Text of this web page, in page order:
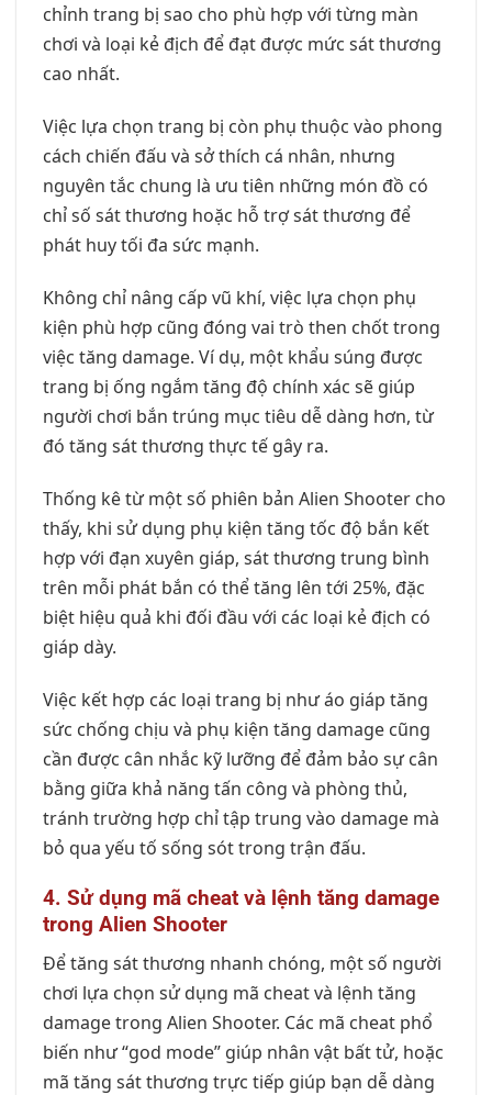
chỉnh trang bị sao cho phù hợp với từng màn
chơi và loại kẻ địch để đạt được mức sát thương
cao nhất.
Việc lựa chọn trang bị còn phụ thuộc vào phong
cách chiến đấu và sở thích cá nhân, nhưng
nguyên tắc chung là ưu tiên những món đồ có
chỉ số sát thương hoặc hỗ trợ sát thương để
phát huy tối đa sức mạnh.
Không chỉ nâng cấp vũ khí, việc lựa chọn phụ
kiện phù hợp cũng đóng vai trò then chốt trong
việc tăng damage. Ví dụ, một khẩu súng được
trang bị ống ngắm tăng độ chính xác sẽ giúp
người chơi bắn trúng mục tiêu dễ dàng hơn, từ
đó tăng sát thương thực tế gây ra.
Thống kê từ một số phiên bản Alien Shooter cho
thấy, khi sử dụng phụ kiện tăng tốc độ bắn kết
hợp với đạn xuyên giáp, sát thương trung bình
trên mỗi phát bắn có thể tăng lên tới 25%, đặc
biệt hiệu quả khi đối đầu với các loại kẻ địch có
giáp dày.
Việc kết hợp các loại trang bị như áo giáp tăng
sức chống chịu và phụ kiện tăng damage cũng
cần được cân nhắc kỹ lưỡng để đảm bảo sự cân
bằng giữa khả năng tấn công và phòng thủ,
tránh trường hợp chỉ tập trung vào damage mà
bỏ qua yếu tố sống sót trong trận đấu.
4. Sử dụng mã cheat và lệnh tăng damage
trong Alien Shooter
Để tăng sát thương nhanh chóng, một số người
chơi lựa chọn sử dụng mã cheat và lệnh tăng
damage trong Alien Shooter. Các mã cheat phổ
biến như “god mode” giúp nhân vật bất tử, hoặc
mã tăng sát thương trực tiếp giúp bạn dễ dàng